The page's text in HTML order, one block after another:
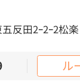
反田2ｰ2ｰ2松
ル